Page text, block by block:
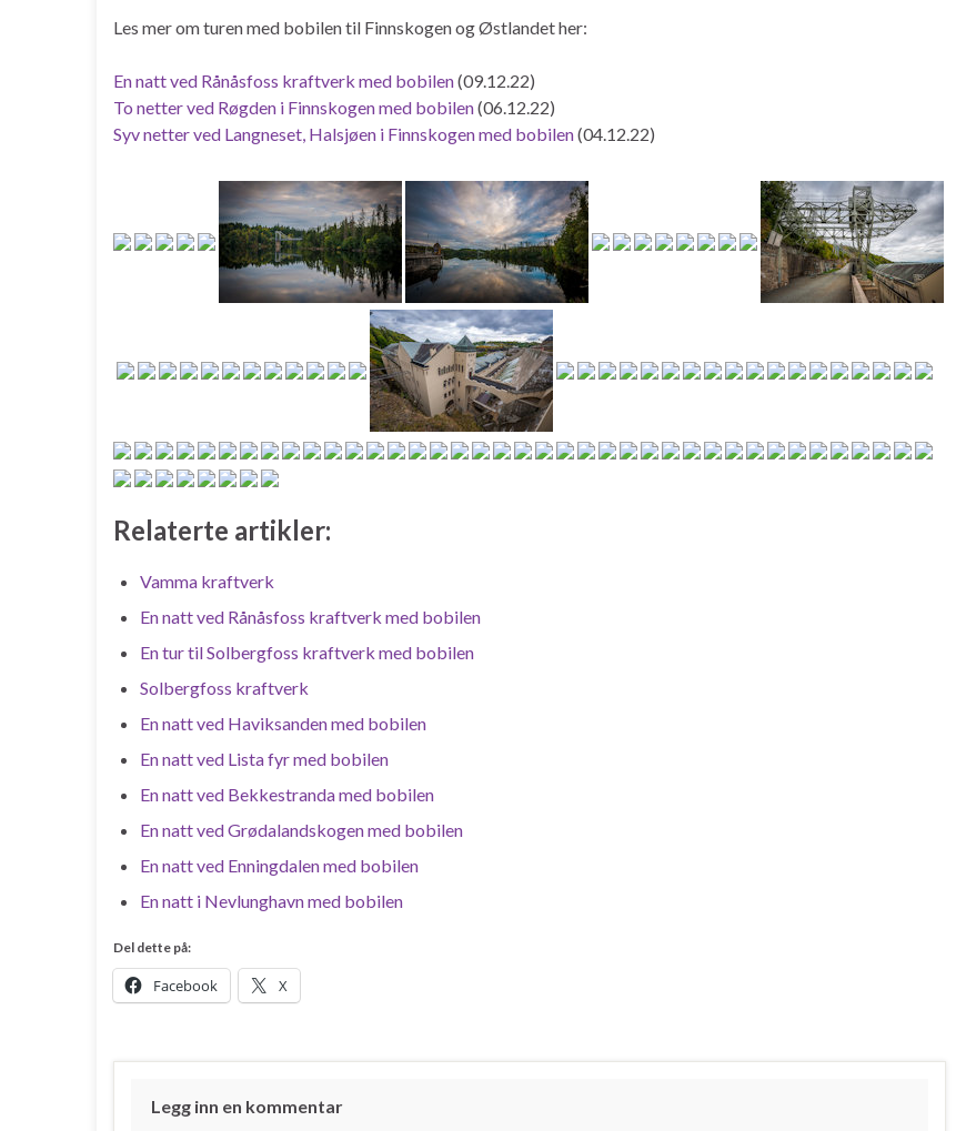
Les mer om turen med bobilen til Finnskogen og Østlandet her:
En natt ved Rånåsfoss kraftverk med bobilen(09.12.22)
To netter ved Røgden i Finnskogen med bobilen(06.12.22)
Syv netter ved Langneset, Halsjøen i Finnskogen med bobilen(04.12.22)
Relaterte artikler:
Vamma kraftverk
En natt ved Rånåsfoss kraftverk med bobilen
En tur til Solbergfoss kraftverk med bobilen
Solbergfoss kraftverk
En natt ved Haviksanden med bobilen
En natt ved Lista fyr med bobilen
En natt ved Bekkestranda med bobilen
En natt ved Grødalandskogen med bobilen
En natt ved Enningdalen med bobilen
En natt i Nevlunghavn med bobilen
Del dette på:
Facebook X
Legg inn en kommentar